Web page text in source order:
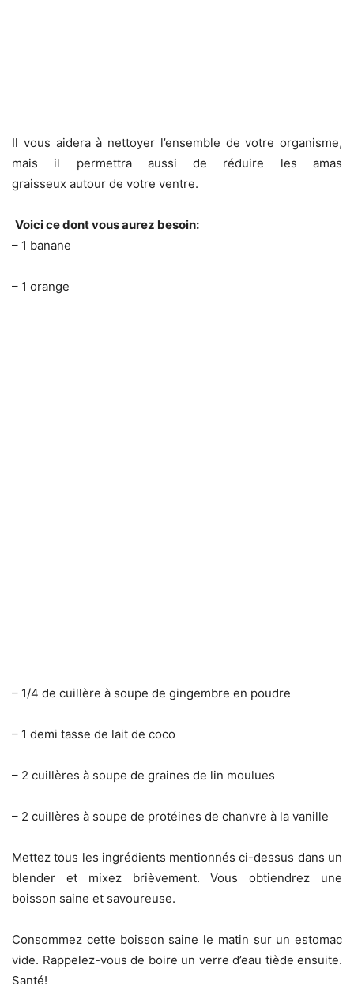
Il vous aidera à nettoyer l’ensemble de votre organisme,
mais il permettra aussi de réduire les amas
graisseux autour de votre ventre.
Voici ce dont vous aurez besoin:
– 1 banane
– 1 orange
– 1/4 de cuillère à soupe de gingembre en poudre
– 1 demi tasse de lait de coco
– 2 cuillères à soupe de graines de lin moulues
– 2 cuillères à soupe de protéines de chanvre à la vanille
Mettez tous les ingrédients mentionnés ci-dessus dans un
blender et mixez brièvement. Vous obtiendrez une
boisson saine et savoureuse.
Consommez cette boisson saine le matin sur un estomac
vide. Rappelez-vous de boire un verre d’eau tiède ensuite.
Santé!